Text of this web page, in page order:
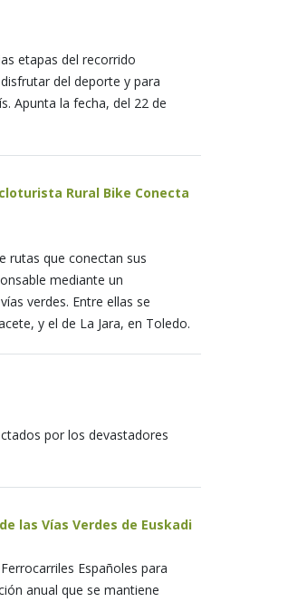
etapas del recorrido
del deporte y para
Apunta la fecha, del 22 de
Rural Bike Conecta
rutas que conectan sus
mediante un
verdes. Entre ellas se
y el de La Jara, en Toledo.
por los devastadores
las Vías Verdes de Euskadi
Españoles para
anual que se mantiene